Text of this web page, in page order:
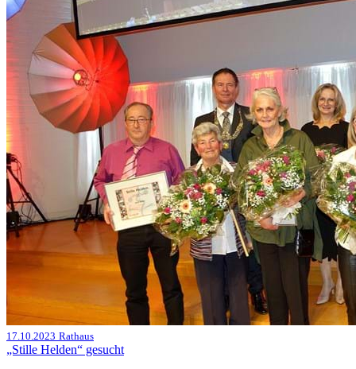
17.10.2023 Rathaus
„Stille Helden“ gesucht